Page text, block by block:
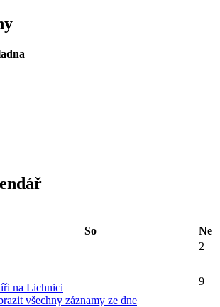
So
Ne
2
na Lichnici
všechny záznamy ze dne
9